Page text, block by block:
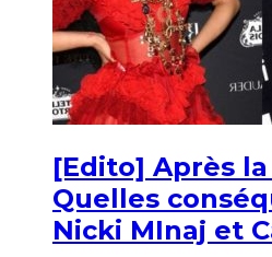
[Edito] Après
Quelles
Nicki MInaj et